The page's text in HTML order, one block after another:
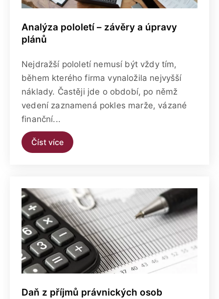
Analýza pololetí – závěry a úpravy
plánů
Nejdražší pololetí nemusí být vždy tím,
během kterého firma vynaložila nejvyšší
náklady. Častěji jde o období, po němž
vedení zaznamená pokles marže, vázané
finanční...
Číst více
Daň z příjmů právnických osob